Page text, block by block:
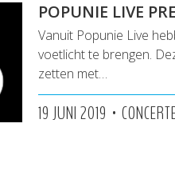
POPUNIE LIVE
Vanuit Popunie Live
voetlicht te brengen.
zetten met…
19 JUNI 2019 •